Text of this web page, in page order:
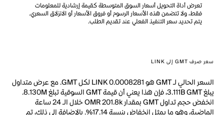
تعرض أداة التحويل أسعار السوق المتوسطة كقيمة إرشادية للمعلومات
فقط، ولا تتضمن هذه الأسعار الرسوم أو فروق الأسعار أو الانزلاق السعري.
يتم تحديد سعر التنفيذ الفعلي عند تقديم الطلب.
سعر صرف GMT إلى LINK
السعر الحالي لـ GMT هو LINK 0.0008281 لكل GMT. مع عرض متداول
يبلغ 3.111B GMT، فإن هذا يعني أن قيمة GMT السوقية تبلغ 8.130M.
انخفض حجم تداول GMT بمقدار OMR 201.8k خلال الـ 24 ساعة
الماضية، وهو ما يمثل انخفاض بنسبة 17.14%. بالإضافة إلى ذلك، تم